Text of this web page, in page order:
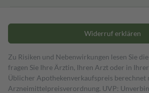
Widerruf erklären
Zu Risiken und Nebenwirkungen lesen Sie
fragen Sie Ihre Ärztin, Ihren Arzt oder in
Üblicher Apothekenverkaufspreis berechnet
Arzneimittelpreisverordnung. UVP: